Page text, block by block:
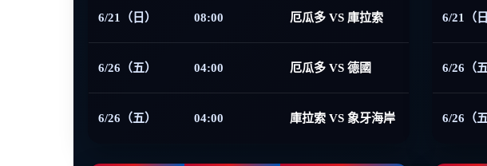
6/21（日） 08:00 厄瓜多 VS 庫拉索
6/26（五） 04:00 厄瓜多 VS 德國
6/26（五） 04:00 庫拉索 VS 象牙海岸
6/21（日
6/26（五
6/26（五